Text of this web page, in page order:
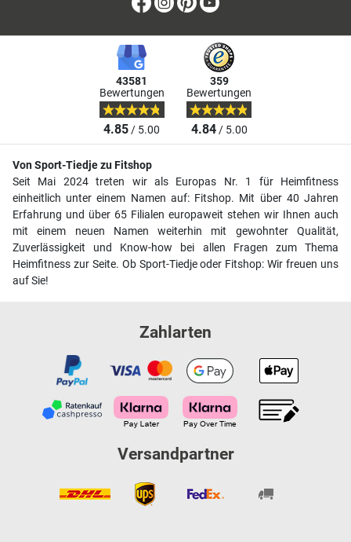
43581
Bewertungen
4.85/ 5.00
359
Bewertungen
4.84/ 5.00
Von Sport-Tiedje zu Fitshop
Seit Mai 2024 treten wir als Europas Nr. 1 für Heimfitness
einheitlich unter einem Namen auf: Fitshop. Mit über 40 Jahren
Erfahrung und über 65 Filialen europaweit stehen wir Ihnen auch
mit einem neuen Namen weiterhin mit gewohnter Qualität,
Zuverlässigkeit und Know-how bei allen Fragen zum Thema
Heimfitness zur Seite. Ob Sport-Tiedje oder Fitshop: Wir freuen uns
auf Sie!
Zahlarten
Versandpartner